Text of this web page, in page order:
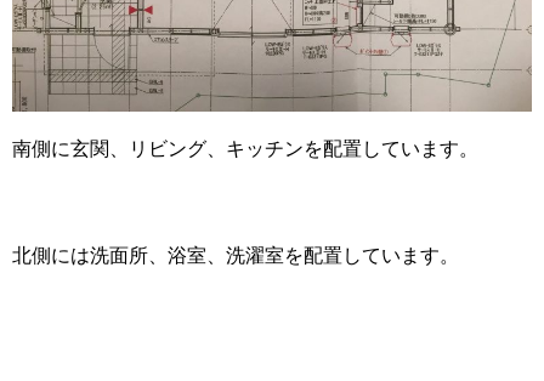
南側に玄関、リビング、キッチンを配置しています。
北側には洗面所、浴室、洗濯室を配置しています。